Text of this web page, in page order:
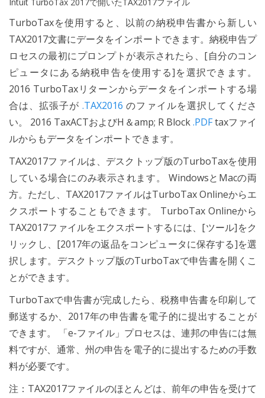
TurboTaxを使用すると、以前の納税申告書から新しい
TAX2017文書にデータをインポートできます。納税申告プ
ロセスの最初にプロンプトが表示されたら、[自分のコン
ピュータにある納税申告を使用する]を選択できます。
2016 TurboTaxリターンからデータをインポートする場
合は、拡張子が.TAX2016 のファイルを選択してくださ
い。 2016 TaxACTおよびH＆amp; R Block.PDFtaxファイ
ルからもデータをインポートできます。
TAX2017ファイルは、デスクトップ版のTurboTaxを使用
している場合にのみ表示されます。 WindowsとMacの両
方。ただし、TAX2017ファイルはTurboTax Onlineからエ
クスポートすることもできます。 TurboTax Onlineから
TAX2017ファイルをエクスポートするには、[ツール]をク
リックし、[2017年の返品をコンピュータに保存する]を選
択します。デスクトップ版のTurboTaxで申告書を開くこ
とができます。
TurboTaxで申告書が完成したら、税務申告書を印刷して
郵送するか、2017年の申告書を電子的に提出することが
できます。 「e-ファイル」プロセスは、連邦の申告には無
料ですが、通常、州の申告を電子的に提出するための手数
料が必要です。
注：TAX2017ファイルのほとんどは、前年の申告を受けて